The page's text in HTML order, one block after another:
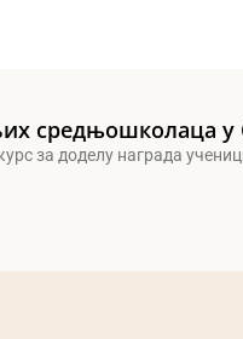
средњошколаца у
за доделу награда